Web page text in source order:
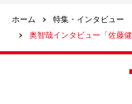
ホーム
特集・インタビュー
奥智哉インタビュー「佐藤